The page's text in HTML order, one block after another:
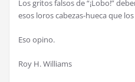
Los gritos falsos de “¡Lobo!”
esos loros cabezas-hueca que
Eso opino.
Roy H. Williams